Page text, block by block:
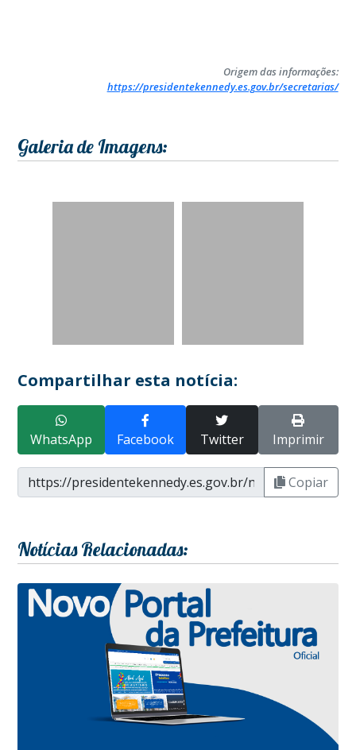
Origem das informações:
https://presidentekennedy.es.gov.br/secretarias/
Galeria de Imagens:
Compartilhar esta notícia:
WhatsApp Facebook Twitter Imprimir
Copiar
Notícias Relacionadas: